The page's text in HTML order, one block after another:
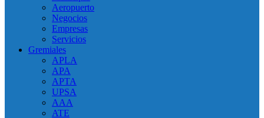
Aeropuerto
Negocios
Empresas
Servicios
Gremiales
APLA
APA
APTA
UPSA
AAA
ATE